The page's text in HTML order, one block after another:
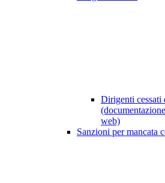
Dirigenti cessati
web)
Sanzioni per mancata